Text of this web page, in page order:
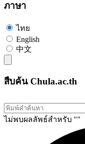
ภาษา
ไทย
English
中文
สืบค้น Chula.ac.th
ไม่พบผลลัพธ์สำหรับ ""